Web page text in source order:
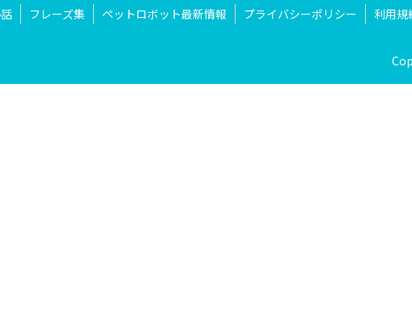
フレーズ集 ペットロボット最新情報 プライバシーポリシー 利用規